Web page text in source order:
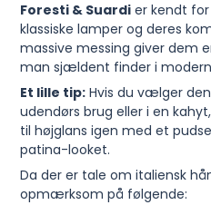
Foresti & Suardi er kendt
klassiske lamper og deres
massive messing giver dem
man sjældent finder i
Et lille tip: Hvis du vælger
udendørs brug eller i en
til højglans igen med et
patina-looket.
Da der er tale om italiensk
opmærksom på følgende: